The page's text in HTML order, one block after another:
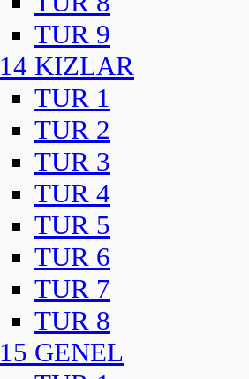
TUR 9
14 KIZLAR
TUR 1
TUR 2
TUR 3
TUR 4
TUR 5
TUR 6
TUR 7
TUR 8
15 GENEL